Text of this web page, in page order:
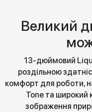
Великий
13-дюймовий
роздільною
комфорт для роботи,
Tone та широкий
зображення